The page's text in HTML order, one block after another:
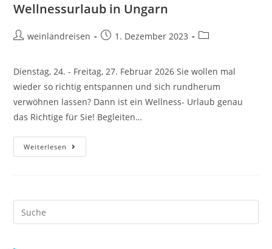
Wellnessurlaub in Ungarn
weinlandreisen 1. Dezember 2023
Dienstag, 24. - Freitag, 27. Februar 2026 Sie wollen mal
wieder so richtig entspannen und sich rundherum
verwöhnen lassen? Dann ist ein Wellness- Urlaub genau
das Richtige für Sie! Begleiten…
Weiterlesen